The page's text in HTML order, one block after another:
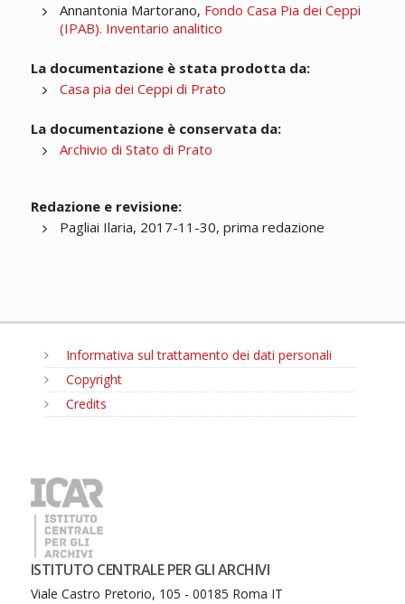
Annantonia Martorano, Fondo Casa Pia dei Ceppi
(IPAB). Inventario analitico
La documentazione è stata prodotta da:
Casa pia dei Ceppi di Prato
La documentazione è conservata da:
Archivio di Stato di Prato
Redazione e revisione:
Pagliai Ilaria, 2017-11-30, prima redazione
Informativa sul trattamento dei dati personali
Copyright
Credits
ISTITUTO CENTRALE PER GLI ARCHIVI
Viale Castro Pretorio, 105 - 00185 Roma IT